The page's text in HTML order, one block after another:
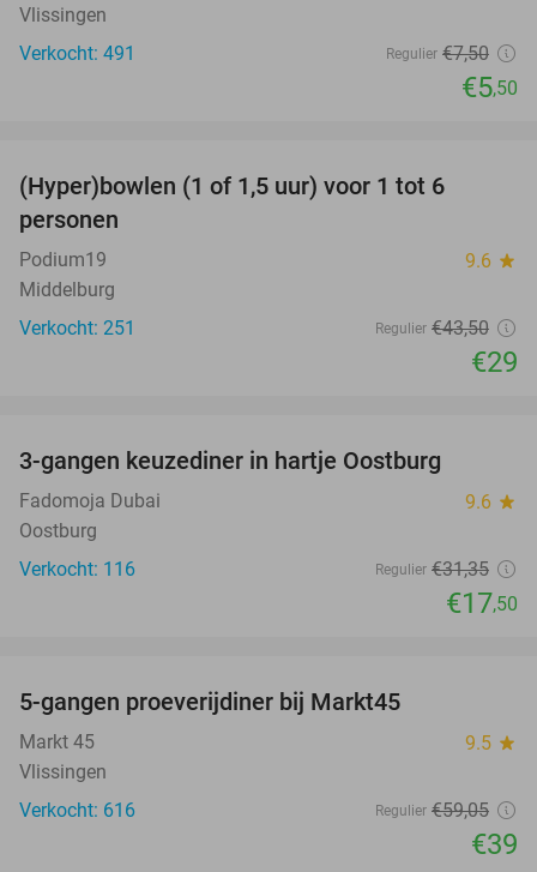
Vlissingen
Verkocht: 491
Regulier €7,50
€5,50
(Hyper)bowlen (1 of 1,5 uur) voor 1 tot 6
personen
Podium19 9.6 star
Middelburg
Verkocht: 251
Regulier €43,50
€29
3-gangen keuzediner in hartje Oostburg
Fadomoja Dubai 9.6 star
Oostburg
Verkocht: 116
Regulier €31,35
€17,50
5-gangen proeverijdiner bij Markt45
Markt 45 9.5 star
Vlissingen
Verkocht: 616
Regulier €59,05
€39